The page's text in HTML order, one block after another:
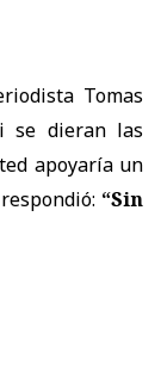
Tomas
se dieran las
apoyaría un
“Sin